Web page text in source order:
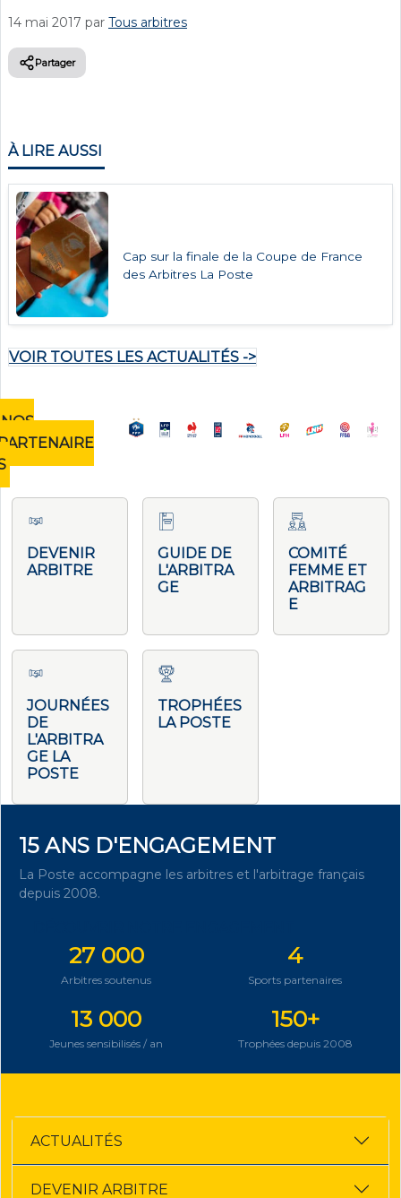
14 mai 2017 par Tous arbitres
Partager
À LIRE AUSSI
Cap sur la finale de la Coupe de France
des Arbitres La Poste
VOIR TOUTES LES ACTUALITÉS ->
NOS
DEVENIR
ARBITRE
GUIDE DE
L'ARBITRA
GE
COMITÉ
FEMME ET
ARBITRAG
E
JOURNÉES
DE
L'ARBITRA
GE LA
POSTE
TROPHÉES
LA POSTE
15 ANS D'ENGAGEMENT
La Poste accompagne les arbitres et l'arbitrage français
depuis 2008.
27 000
Arbitres soutenus
4
Sports partenaires
13 000
Jeunes sensibilisés / an
150+
Trophées depuis 2008
ACTUALITÉS
DEVENIR ARBITRE